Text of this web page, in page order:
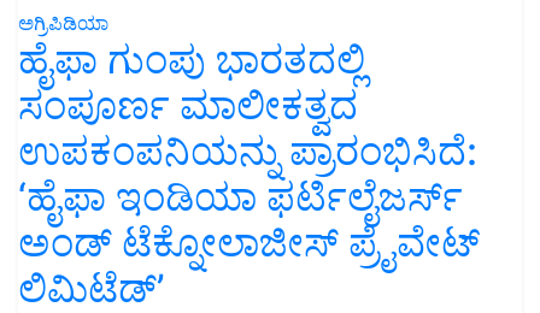
ಅಗ್ರಿಪಿಡಿಯಾ
ಹೈಫಾ ಗುಂಪು ಭಾರತದಲ್ಲಿ
ಸಂಪೂರ್ಣ ಮಾಲೀಕತ್ವದ
ಉಪಕಂಪನಿಯನ್ನು ಪ್ರಾರಂಭಿಸಿದೆ:
‘ಹೈಫಾ ಇಂಡಿಯಾ ಫರ್ಟಿಲೈಜರ್ಸ್
ಅಂಡ್ ಟೆಕ್ನೋಲಾಜೀಸ್ ಪ್ರೈವೇಟ್
ಲಿಮಿಟೆಡ್’